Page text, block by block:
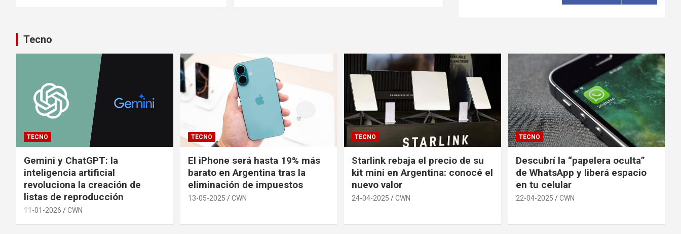
Tecno
TECNO
Gemini y ChatGPT: la
inteligencia artificial
revoluciona la creación de
listas de reproducción
11-01-2026 CWN
TECNO
El iPhone será hasta 19% más
barato en Argentina tras la
eliminación de impuestos
13-05-2025 CWN
TECNO
Starlink rebaja el precio de su
kit mini en Argentina: conocé el
nuevo valor
24-04-2025 CWN
TECNO
Descubrí la “papelera oculta”
de WhatsApp y liberá espacio
en tu celular
22-04-2025 CWN